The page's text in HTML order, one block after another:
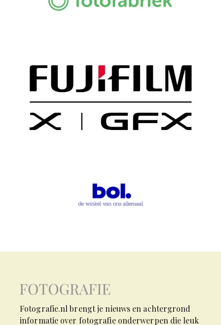
Fotografie.nl brengt je nieuws en achtergrond
informatie over fotografie onderwerpen die leuk